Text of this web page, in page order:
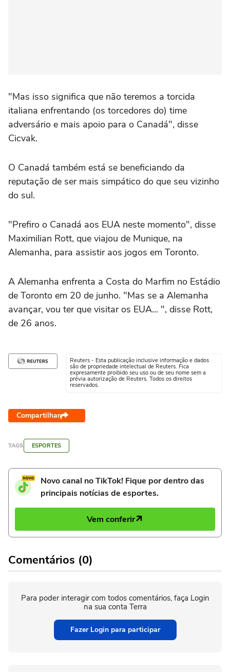
"Mas isso significa que não teremos a torcida
italiana enfrentando (os torcedores do) time
adversário e mais apoio para o Canadá", disse
Cicvak.
O Canadá também está se beneficiando da
reputação de ser mais simpático do que seu vizinho
do sul.
"Prefiro o Canadá aos EUA neste momento", disse
Maximilian Rott, que viajou de Munique, na
Alemanha, para assistir aos jogos em Toronto.
A Alemanha enfrenta a Costa do Marfim no Estádio
de Toronto em 20 de junho. "Mas se a Alemanha
avançar, vou ter que visitar os EUA... ", disse Rott,
de 26 anos.
Reuters - Esta publicação inclusive informação e dados
são de propriedade intelectual de Reuters. Fica
expresamente proibido seu uso ou de seu nome sem a
prévia autorização de Reuters. Todos os direitos
reservados.
Compartilhar
TAGS ESPORTES
Novo canal no TikTok! Fique por dentro das
principais notícias de esportes.
Vem conferir
Comentários (0)
Para poder interagir com todos comentários, faça Login
na sua conta Terra
Fazer Login para participar